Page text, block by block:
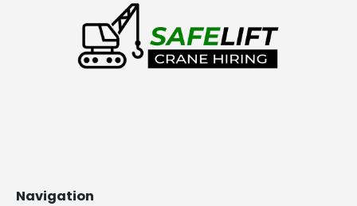
Navigation